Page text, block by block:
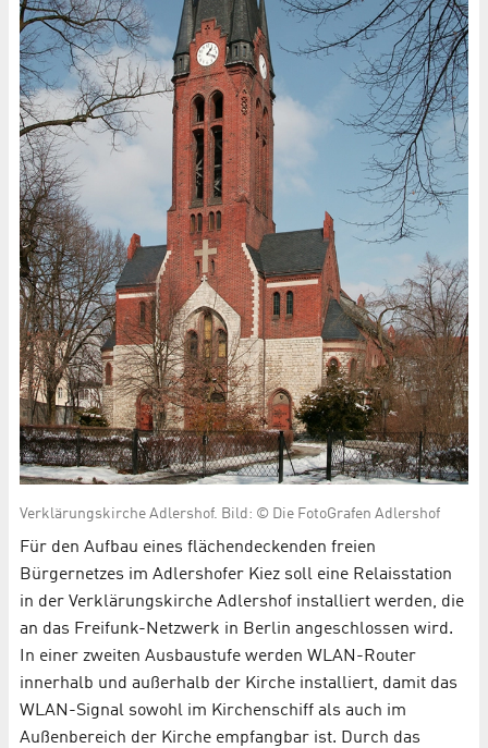
Verklärungskirche Adlershof. Bild: © Die FotoGrafen Adlershof
Für den Aufbau eines flächendeckenden freien
Bürgernetzes im Adlershofer Kiez soll eine Relaisstation
in der Verklärungskirche Adlershof installiert werden, die
an das Freifunk-Netzwerk in Berlin angeschlossen wird.
In einer zweiten Ausbaustufe werden WLAN-Router
innerhalb und außerhalb der Kirche installiert, damit das
WLAN-Signal sowohl im Kirchenschiff als auch im
Außenbereich der Kirche empfangbar ist. Durch das